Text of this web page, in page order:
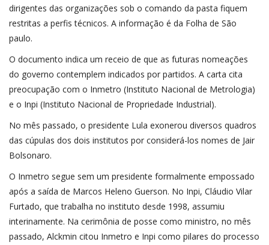
dirigentes das organizações sob o comando da pasta fiquem
restritas a perfis técnicos. A informação é da Folha de São
paulo.
O documento indica um receio de que as futuras nomeações
do governo contemplem indicados por partidos. A carta cita
preocupação com o Inmetro (Instituto Nacional de Metrologia)
e o Inpi (Instituto Nacional de Propriedade Industrial).
No mês passado, o presidente Lula exonerou diversos quadros
das cúpulas dos dois institutos por considerá-los nomes de Jair
Bolsonaro.
O Inmetro segue sem um presidente formalmente empossado
após a saída de Marcos Heleno Guerson. No Inpi, Cláudio Vilar
Furtado, que trabalha no instituto desde 1998, assumiu
interinamente. Na cerimônia de posse como ministro, no mês
passado, Alckmin citou Inmetro e Inpi como pilares do processo